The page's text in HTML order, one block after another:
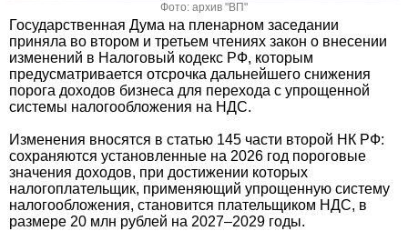
Фото: архив "ВП"
Государственная Дума на пленарном заседании
приняла во втором и третьем чтениях закон о внесении
изменений в Налоговый кодекс РФ, которым
предусматривается отсрочка дальнейшего снижения
порога доходов бизнеса для перехода с упрощенной
системы налогообложения на НДС.
Изменения вносятся в статью 145 части второй НК РФ:
сохраняются установленные на 2026 год пороговые
значения доходов, при достижении которых
налогоплательщик, применяющий упрощенную систему
налогообложения, становится плательщиком НДС, в
размере 20 млн рублей на 2027–2029 годы.